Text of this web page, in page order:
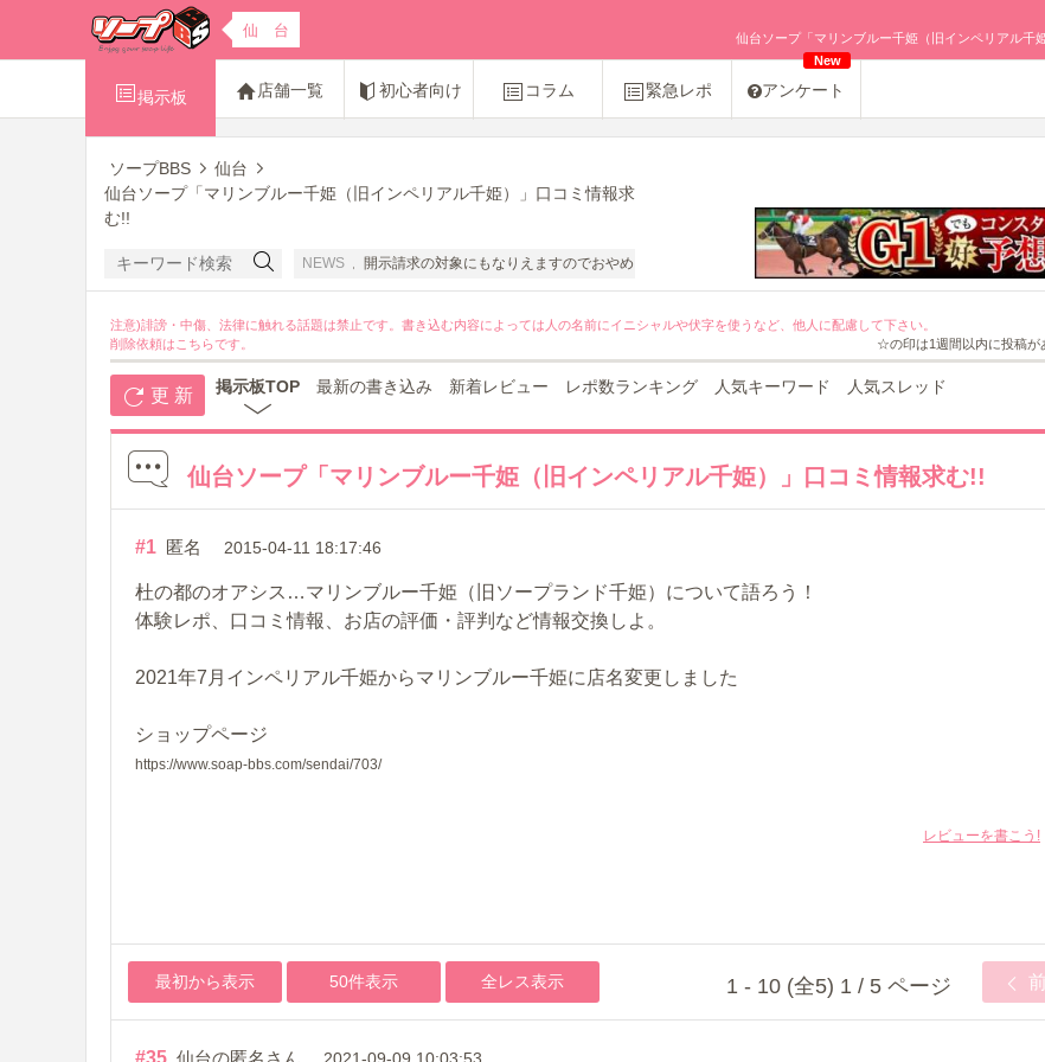
仙台ソープ「マリンブルー千姫（旧インペリアル千
仙 台
掲示板 店舗一覧 初心者向け コラム 緊急レポ アンケート
New
ソープBBS
仙台
仙台ソープ「マリンブルー千姫（旧インペリアル千姫）」口コミ情報求
む!!
NEWS
の名誉感情を害する書き込みは禁止です。開示請求の対象にもなりえますのでおやめください。
注意)誹謗・中傷、法律に触れる話題は禁止です。書き込む内容によっては人の名前にイニシャルや伏字を使うなど、他人に配慮して下さい。
削除依頼は こちらです。 ☆の印は1週間以内に投稿が
更 新 掲示板TOP 最新の書き込み 新着レビュー レポ数ランキング 人気キーワード 人気スレッド
仙台ソープ「マリンブルー千姫（旧インペリアル千姫）」口コミ情報求む!!
#1 匿名 2015-04-11 18:17:46
杜の都のオアシス…マリンブルー千姫（旧ソープランド千姫）について語ろう！
体験レポ、口コミ情報、お店の評価・評判など情報交換しよ。
2021年7月インペリアル千姫からマリンブルー千姫に店名変更しました
ショップページ
https://www.soap-bbs.com/sendai/703/
レビューを書こう!
最初から表示 50件表示 全レス表示 1 - 10 (全5) 1 / 5 ページ
#35 仙台の匿名さん 2021-09-09 10:03:53